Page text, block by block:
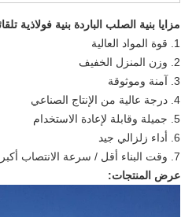
مزايا بنية الصلب الباردة بنية فولاذية
1. قوة المواد العالية
2. وزن المنزل الخفيف
3. آمنة وموثوقة
4. درجة عالية من الإنتاج الصناعي
5. جميلة وقابلة لإعادة الاستخدام
6. أداء زلزالي جيد
7. وقت البناء أقل / سرعة الانتصاب أكبر
عرض المنتجات: